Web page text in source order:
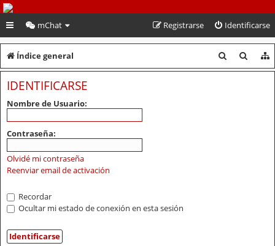
PeruVoley.com
mChat Identificarse
Registrarse
Índice general
u
u
IDENTIFICARSE
Nombre de Usuario:
Contraseña:
Olvidé mi contraseña
Reenviar email de activación
Recordar
Ocultar mi estado de conexión en esta sesión